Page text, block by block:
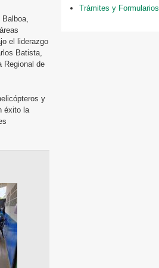
el liderazgo
Batista,
Regional de
y
éxito la
Trámites y Formularios